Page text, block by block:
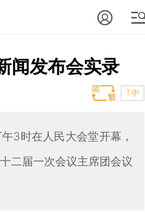
闻发布会实录
T中
3时在人民大会堂开幕，
二届一次会议主席团会议